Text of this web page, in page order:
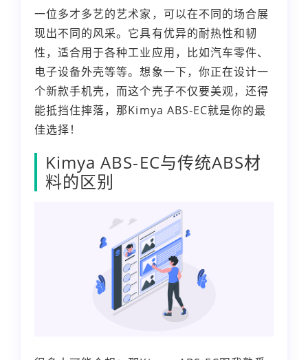
一位多才多艺的艺术家，可以在不同的场合展
现出不同的风采。它具有优异的耐热性和韧
性，适合用于各种工业应用，比如汽车零件、
电子设备外壳等等。想象一下，你正在设计一
个新款手机壳，而这个壳子不仅要美观，还得
能抵挡住摔落，那Kimya ABS-EC就是你的最
佳选择！
Kimya ABS-EC与传统ABS材
料的区别